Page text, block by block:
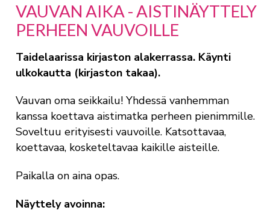
here:
VAUVAN AIKA - AISTINÄYTTELY
PERHEEN VAUVOILLE
Taidelaarissa kirjaston alakerrassa. Käynti
ulkokautta (kirjaston takaa).
Vauvan oma seikkailu! Yhdessä vanhemman
kanssa koettava aistimatka perheen pienimmille.
Soveltuu erityisesti vauvoille. Katsottavaa,
koettavaa, kosketeltavaa kaikille aisteille.
Paikalla on aina opas.
Näyttely avoinna: